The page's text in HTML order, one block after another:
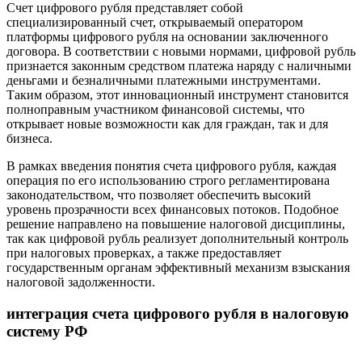
Счет цифрового рубля представляет собой
специализированный счет, открываемый оператором
платформы цифрового рубля на основании заключенного
договора. В соответствии с новыми нормами, цифровой рубль
признается законным средством платежа наряду с наличными
деньгами и безналичными платежными инструментами.
Таким образом, этот инновационный инструмент становится
полноправным участником финансовой системы, что
открывает новые возможности как для граждан, так и для
бизнеса.
В рамках введения понятия счета цифрового рубля, каждая
операция по его использованию строго регламентирована
законодательством, что позволяет обеспечить высокий
уровень прозрачности всех финансовых потоков. Подобное
решение направлено на повышение налоговой дисциплины,
так как цифровой рубль реализует дополнительный контроль
при налоговых проверках, а также предоставляет
государственным органам эффективный механизм взыскания
налоговой задолженности.
интеграция счета цифрового рубля в налоговую
систему РФ